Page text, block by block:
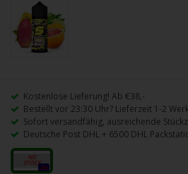
Kostenlose Lieferung! Ab €38,-
Bestellt vor 23:30 Uhr? Lieferzeit 1-2
Sofort versandfähig, ausreichende
Deutsche Post DHL + 6500 DHL
10ml
0x